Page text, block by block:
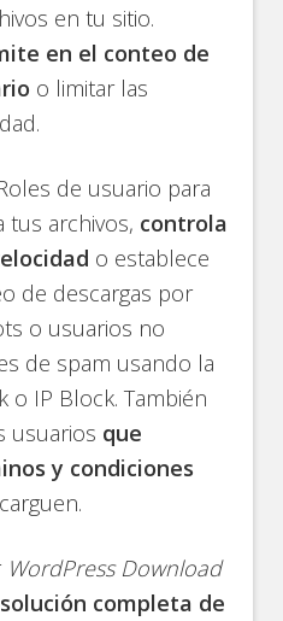
en tu sitio.
en el conteo de
o limitar las
de usuario para
tus archivos, controla
o establece
de descargas por
o usuarios no
de spam usando la
o IP Block. También
usuarios que
y condiciones
WordPress Download
completa de